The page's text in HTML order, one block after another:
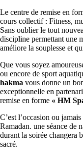
Le centre de remise en
cours collectif : Fitness,
Sans oublier le tout
discipline permettant une
améliore la souplesse et
Que vous soyez
ou encore de sport
hakma vous donne un
exceptionnelle en
remise en forme « HM
C’est l’occasion ou
Ramadan. une séance de
durant la soirée changera
sacré.